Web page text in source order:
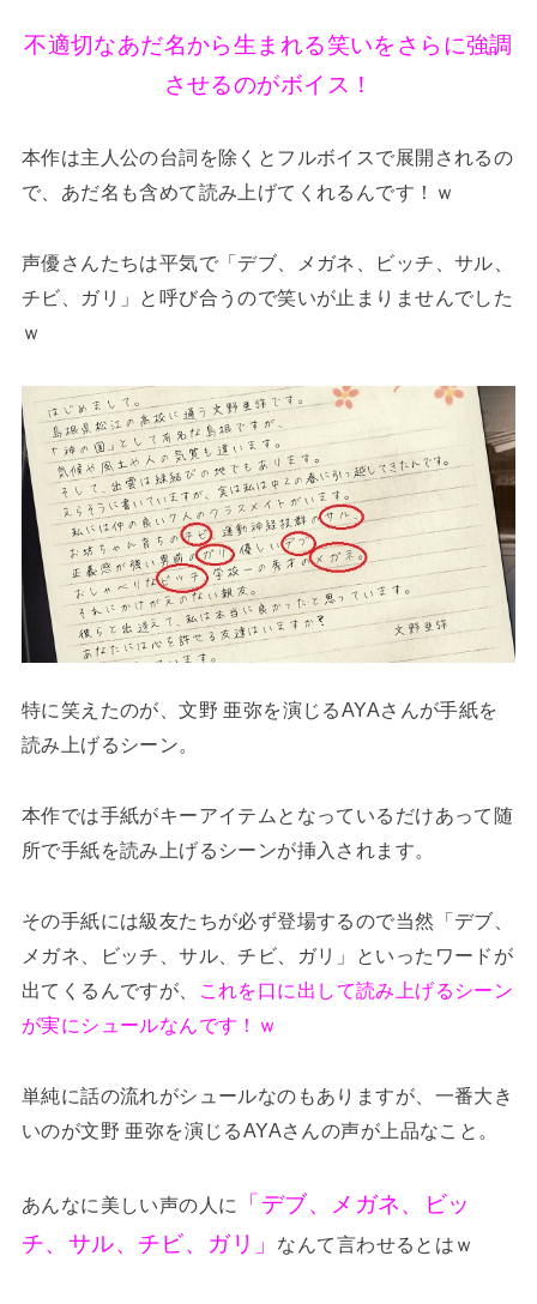
不適切なあだ名から生まれる笑いをさらに強調
させるのがボイス！
本作は主人公の台詞を除くとフルボイスで展開されるの
で、あだ名も含めて読み上げてくれるんです！ｗ
声優さんたちは平気で「デブ、メガネ、ビッチ、サル、
チビ、ガリ」と呼び合うので笑いが止まりませんでした
ｗ
特に笑えたのが、文野 亜弥を演じるAYAさんが手紙を
読み上げるシーン。
本作では手紙がキーアイテムとなっているだけあって随
所で手紙を読み上げるシーンが挿入されます。
その手紙には級友たちが必ず登場するので当然「デブ、
メガネ、ビッチ、サル、チビ、ガリ」といったワードが
出てくるんですが、
これを口に出して読み上げるシーン
が実にシュールなんです！ｗ
単純に話の流れがシュールなのもありますが、一番大き
いのが文野 亜弥を演じるAYAさんの声が上品なこと。
あんなに美しい声の人に
「デブ、メガネ、ビッ
チ、サル、チビ、ガリ」
なんて言わせるとはｗ